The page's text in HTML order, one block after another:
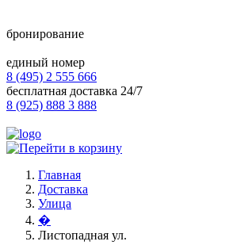
бронирование
единый номер
8 (495) 2 555 666
бесплатная доставка 24/7
8 (925) 888 3 888
Главная
Доставка
Улица
�
Листопадная ул.